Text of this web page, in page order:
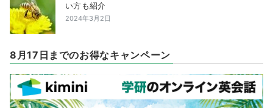
い方も紹介
2024年3月2日
8月17日までのお得なキャンペーン